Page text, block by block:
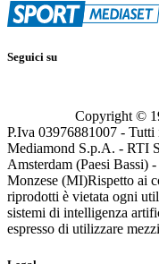
Seguici su
Copyright ©
P.Iva 03976881007 -
Mediamond S.p.A. - RTI
Amsterdam (Paesi Bassi)
Monzese (MI)Rispetto ai
riprodotti è vietata ogni
sistemi di intelligenza
espresso di utilizzare